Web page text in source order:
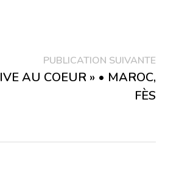
PUBLICATION SUIVANTE
AU COEUR » • MAROC,
FÈS